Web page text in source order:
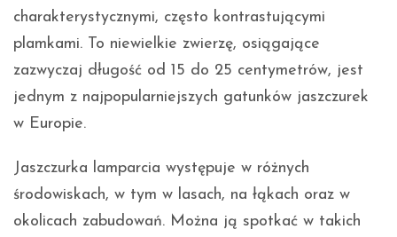
charakterystycznymi, często kontrastującymi
plamkami. To niewielkie zwierzę, osiągające
zazwyczaj długość od 15 do 25 centymetrów, jest
jednym z najpopularniejszych gatunków jaszczurek
w Europie.
Jaszczurka lamparcia występuje w różnych
środowiskach, w tym w lasach, na łąkach oraz w
okolicach zabudowań. Można ją spotkać w takich